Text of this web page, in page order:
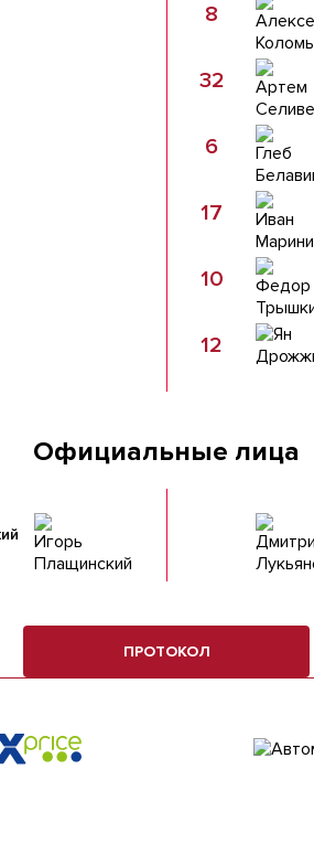
8
32
6
17
10
12
Официальные лица
ПРОТОКОЛ